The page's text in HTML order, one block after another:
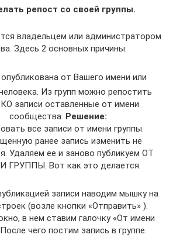
репост со своей группы.
владельцем или администратором
Здесь 2 основных причины:
от Вашего имени или
Из групп можно репостить
записи оставленные от имени
сообщества. Решение:
все записи от имени группы.
ранее запись изменить не
Удаляем ее и заново публикуем ОТ
ГРУППЫ. Вот как это делается.
записи наводим мышку на
(возле кнопки «Отправить» ).
в нем ставим галочку «От имени
чего постим запись в группе.